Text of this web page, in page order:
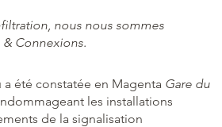
nous nous sommes
& Connexions.
été constatée en Magenta Gare du
les installations
de la signalisation